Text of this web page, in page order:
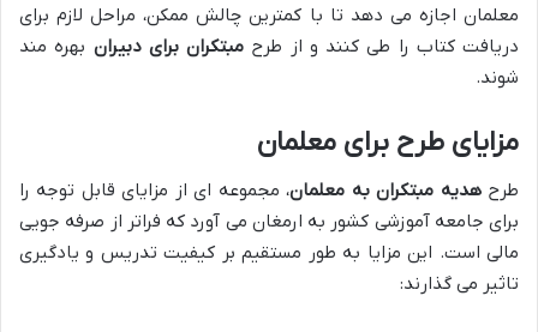
معلمان اجازه می دهد تا با کمترین چالش ممکن، مراحل لازم برای
دریافت کتاب را طی کنند و از طرح مبتکران برای دبیران بهره مند
شوند.
مزایای طرح برای معلمان
طرحهدیه مبتکران به معلمان، مجموعه ای از مزایای قابل توجه را
برای جامعه آموزشی کشور به ارمغان می آورد که فراتر از صرفه جویی
مالی است. این مزایا به طور مستقیم بر کیفیت تدریس و یادگیری
تاثیر می گذارند: